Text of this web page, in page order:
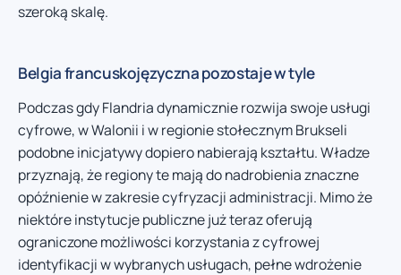
szeroką skalę.
Belgia francuskojęzyczna pozostaje w tyle
Podczas gdy Flandria dynamicznie rozwija swoje usługi
cyfrowe, w Walonii i w regionie stołecznym Brukseli
podobne inicjatywy dopiero nabierają kształtu. Władze
przyznają, że regiony te mają do nadrobienia znaczne
opóźnienie w zakresie cyfryzacji administracji. Mimo że
niektóre instytucje publiczne już teraz oferują
ograniczone możliwości korzystania z cyfrowej
identyfikacji w wybranych usługach, pełne wdrożenie